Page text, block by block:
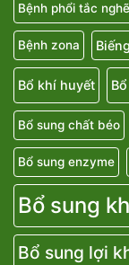
Bệnh phổi tắc
Bệnh zona
Bổ khí huyết
Bổ sung chất béo
Bổ sung enzyme
Bổ sung
Bổ sung lợi